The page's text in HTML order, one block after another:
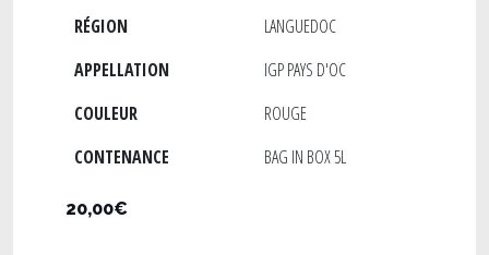
RÉGION
LANGUEDOC
APPELLATION
IGP PAYS D'OC
COULEUR
ROUGE
CONTENANCE
BAG IN BOX 5L
20,00€